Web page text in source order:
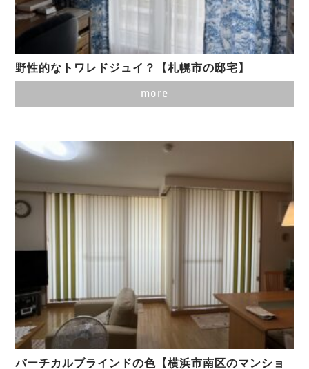
野性的なトワレドジュイ？【札幌市の邸宅】
more
バーチカルブラインドの色【横浜市南区のマンショ